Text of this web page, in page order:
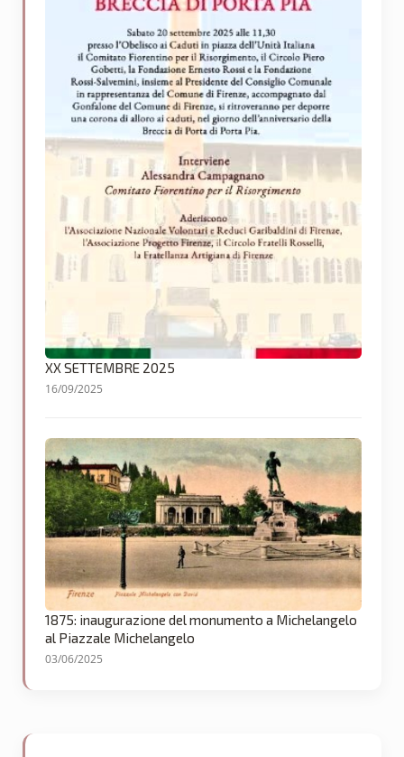
XX SETTEMBRE 2025
16/09/2025
1875: inaugurazione del monumento a Michelangelo
al Piazzale Michelangelo
03/06/2025